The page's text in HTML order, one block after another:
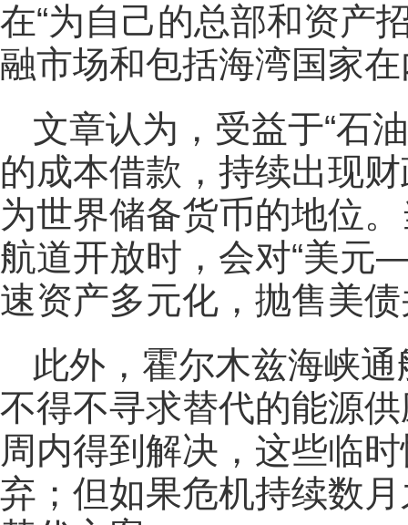
在“为自己的总部和资产
融市场和包括海湾国家
文章认为，受益于“石
的成本借款，持续出现
为世界储备货币的地位
航道开放时，会对“美元
速资产多元化，抛售美
此外，霍尔木兹海峡
不得不寻求替代的能源
周内得到解决，这些临
弃；但如果危机持续数